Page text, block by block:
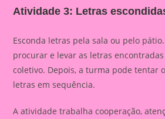
Atividade 3: Letras
Esconda letras pela sala ou pelo
procurar e levar as letras
coletivo. Depois, a turma pode tentar
letras em sequência.
A atividade trabalha cooperação,